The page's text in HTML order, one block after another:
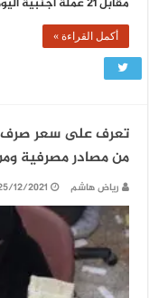
أكمل القراءة »
من مصادر مصرفية
رياض هاشم 12/2021